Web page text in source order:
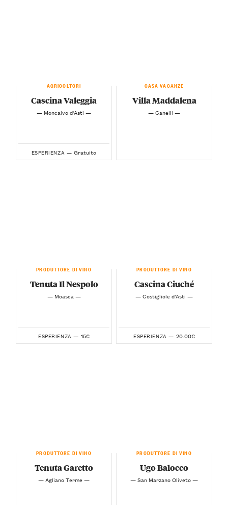
AGRICOLTORI
Cascina Valeggia
— Moncalvo d'Asti —
ESPERIENZA — Gratuito
CASA VACANZE
Villa Maddalena
— Canelli —
PRODUTTORE DI VINO
Tenuta Il Nespolo
— Moasca —
ESPERIENZA — 15€
PRODUTTORE DI VINO
Cascina Ciuché
— Costigliole d’Asti —
ESPERIENZA — 20.00€
PRODUTTORE DI VINO
Tenuta Garetto
— Agliano Terme —
PRODUTTORE DI VINO
Ugo Balocco
— San Marzano Oliveto —